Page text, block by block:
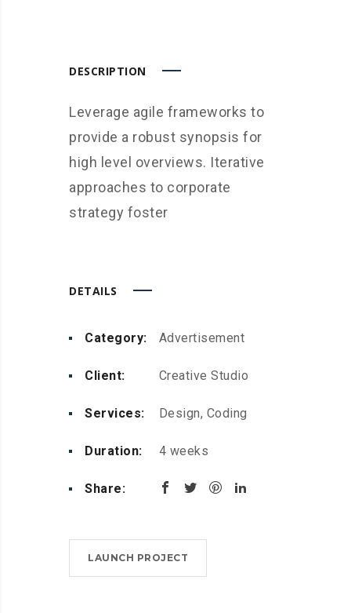
DESCRIPTION
Leverage agile frameworks to
provide a robust synopsis for
high level overviews. Iterative
approaches to corporate
strategy foster
DETAILS
Category: Advertisement
Client: Creative Studio
Services: Design, Coding
Duration: 4 weeks
Share:
LAUNCH PROJECT